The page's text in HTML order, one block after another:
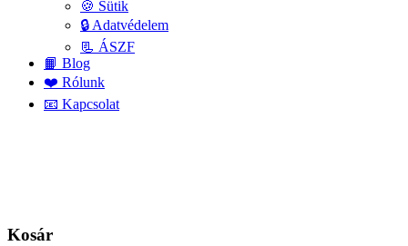
🍪 Sütik
🔒 Adatvédelem
📃 ÁSZF
📙 Blog
❤️ Rólunk
📧 Kapcsolat
Kosár